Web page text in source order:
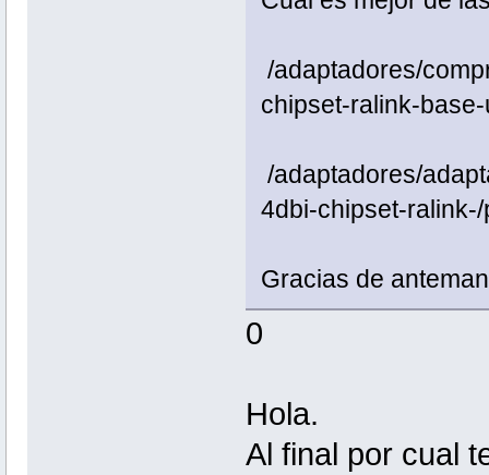
/adaptadores/
chipset-ralink-
/adaptadores/
4dbi-chipset-
Gracias de
0
Hola.
Al final por cual